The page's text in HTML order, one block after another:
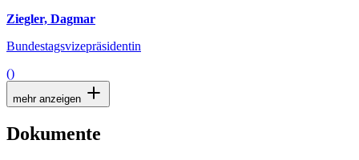
Ziegler, Dagmar
Bundestagsvizepräsidentin
()
mehr anzeigen
Dokumente